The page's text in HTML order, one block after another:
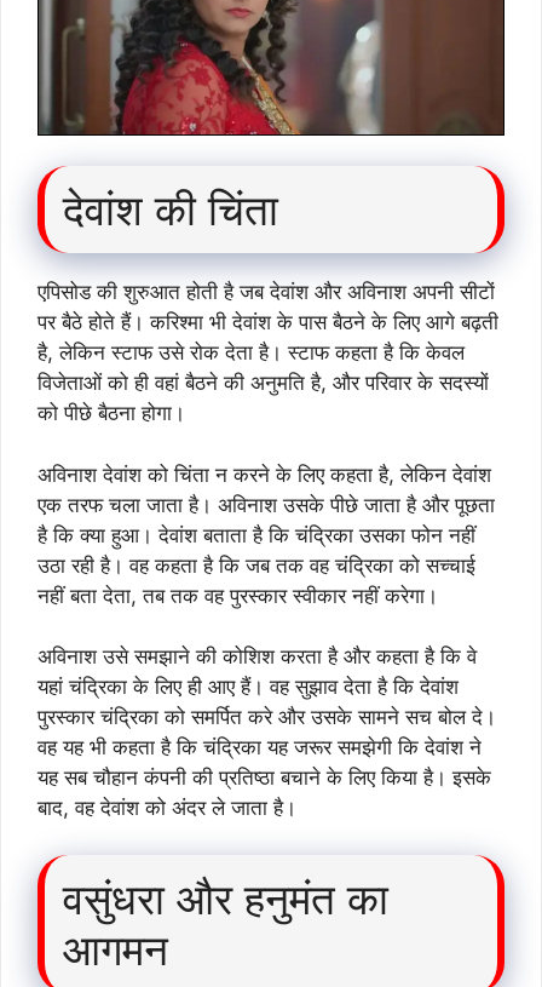
देवांश की चिंता
एपिसोड की शुरुआत होती है जब देवांश और अविनाश अपनी सीटों
पर बैठे होते हैं। करिश्मा भी देवांश के पास बैठने के लिए आगे बढ़ती
है, लेकिन स्टाफ उसे रोक देता है। स्टाफ कहता है कि केवल
विजेताओं को ही वहां बैठने की अनुमति है, और परिवार के सदस्यों
को पीछे बैठना होगा।
अविनाश देवांश को चिंता न करने के लिए कहता है, लेकिन देवांश
एक तरफ चला जाता है। अविनाश उसके पीछे जाता है और पूछता
है कि क्या हुआ। देवांश बताता है कि चंद्रिका उसका फोन नहीं
उठा रही है। वह कहता है कि जब तक वह चंद्रिका को सच्चाई
नहीं बता देता, तब तक वह पुरस्कार स्वीकार नहीं करेगा।
अविनाश उसे समझाने की कोशिश करता है और कहता है कि वे
यहां चंद्रिका के लिए ही आए हैं। वह सुझाव देता है कि देवांश
पुरस्कार चंद्रिका को समर्पित करे और उसके सामने सच बोल दे।
वह यह भी कहता है कि चंद्रिका यह जरूर समझेगी कि देवांश ने
यह सब चौहान कंपनी की प्रतिष्ठा बचाने के लिए किया है। इसके
बाद, वह देवांश को अंदर ले जाता है।
वसुंधरा और हनुमंत का
आगमन